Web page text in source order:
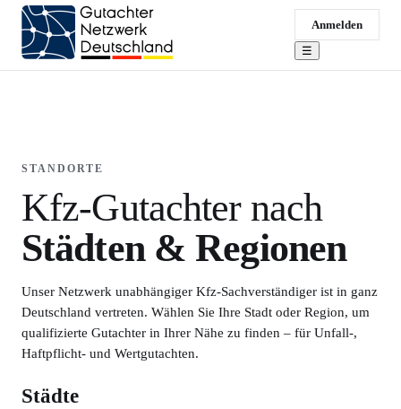
Anmelden
☰
STANDORTE
Kfz-Gutachter nach
Städten & Regionen
Unser Netzwerk unabhängiger Kfz-Sachverständiger ist in ganz
Deutschland vertreten. Wählen Sie Ihre Stadt oder Region, um
qualifizierte Gutachter in Ihrer Nähe zu finden – für Unfall-,
Haftpflicht- und Wertgutachten.
Städte